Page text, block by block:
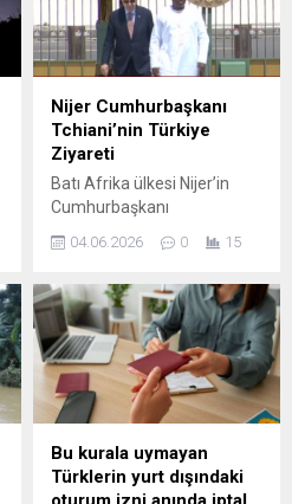
Nijer Cumhurbaşkanı
Tchiani’nin Türkiye
Ziyareti
Batı Afrika ülkesi Nijer’in
Cumhurbaşkanı
Abdurrahman Tchiani,
Cumhurbaşkanı Recep
Türkiye’ye resmi bir ziyaret
gerçekleştirdi. Beştepe’de
düzenlenen resmi karşılama
töreninde iki lider bir araya
geldi. Cumhurbaşkanlığı
İletişim Başkanı Burhanettin
Duran, ziyaretin Türkiye-
Nijer ilişkilerinin tüm
yönleriyle ele alınacağı ve
04.06.2026 0 15
Bu kurala uymayan
Türklerin yurt dışındaki